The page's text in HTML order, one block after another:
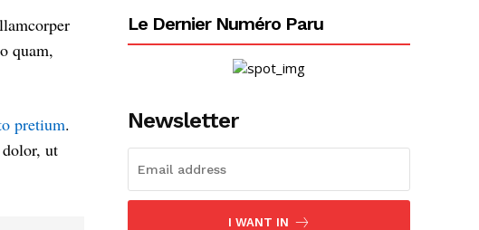
quam,
pretium.
ut
Le Dernier Numéro Paru
Newsletter
I WANT IN